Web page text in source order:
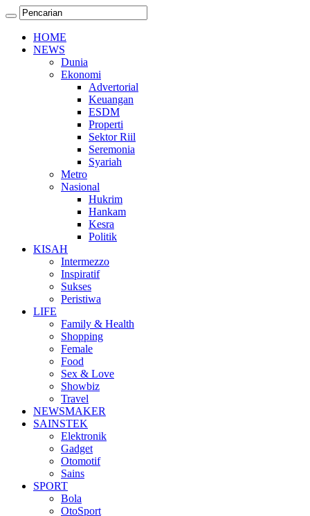
HOME
NEWS
Dunia
Ekonomi
Advertorial
Keuangan
ESDM
Properti
Sektor Riil
Seremonia
Syariah
Metro
Nasional
Hukrim
Hankam
Kesra
Politik
KISAH
Intermezzo
Inspiratif
Sukses
Peristiwa
LIFE
Family & Health
Shopping
Female
Food
Sex & Love
Showbiz
Travel
NEWSMAKER
SAINSTEK
Elektronik
Gadget
Otomotif
Sains
SPORT
Bola
OtoSport